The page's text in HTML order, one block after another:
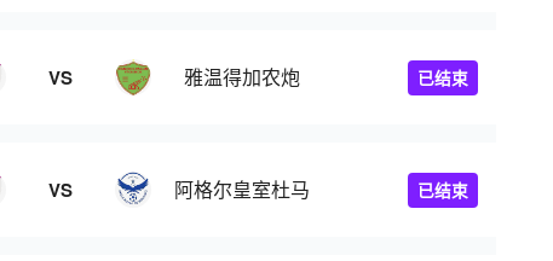
VS 雅温得加农炮 已结束
VS 阿格尔皇室杜马 已结束